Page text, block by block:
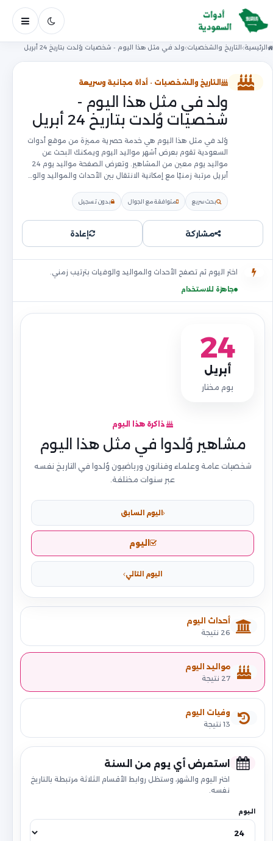
فتح
الرئيسية التاريخ والشخصيات ولد في مثل هذا اليوم - شخصيات وُلدت بتاريخ 24 أبريل
التاريخ والشخصيات · أداة مجانية وسريعة
ولد في مثل هذا اليوم -
شخصيات وُلدت بتاريخ 24 أبريل
وُلد في مثل هذا اليوم هي خدمة حصرية مميزة من موقع أدوات
السعودية تقوم بعرض أشهر مواليد اليوم ويمكنك البحث عن
مواليد يوم معين من المشاهير. وتعرض الصفحة مواليد يوم 24
أبريل مرتبة زمنيًا مع إمكانية الانتقال بين الأحداث والمواليد والو…
بحث سريع متوافقة مع الجوال بدون تسجيل
مشاركة إعادة
اختر اليوم ثم تصفح الأحداث والمواليد والوفيات بترتيب زمني.
جاهزة للاستخدام
24
أبريل
يوم مختار
ذاكرة هذا اليوم
مشاهير وُلدوا في مثل هذا اليوم
شخصيات عامة وعلماء وفنانون ورياضيون وُلدوا في التاريخ نفسه
عبر سنوات مختلفة.
اليوم السابق
اليوم
اليوم التالي
أحداث اليوم
26 نتيجة
مواليد اليوم
27 نتيجة
وفيات اليوم
13 نتيجة
استعرض أي يوم من السنة
اختر اليوم والشهر، وستظل روابط الأقسام الثلاثة مرتبطة بالتاريخ
نفسه.
اليوم